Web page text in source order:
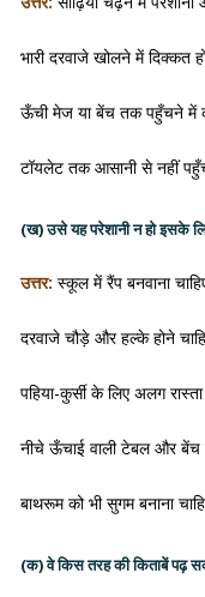
भारी दरवाजे खोलने में दिक्कत
ऊँची मेज या बेंच तक पहुँचने में
टॉयलेट तक आसानी से नहीं
(ख) उसे यह परेशानी न हो इसके
उत्तर: स्कूल में रैंप बनवाना
दरवाजे चौड़े और हल्के होने
पहिया-कुर्सी के लिए अलग रास्ता
नीचे ऊँचाई वाली टेबल और बेंच
बाथरूम को भी सुगम बनाना
(क) वे किस तरह की किताबें पढ़